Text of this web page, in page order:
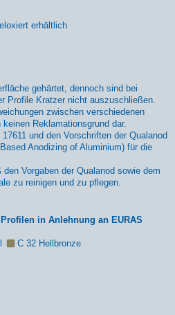
erhältlich
gehärtet, dennoch sind bei
Profile Kratzer nicht auszuschließen.
zwischen verschiedenen
Reklamationsgrund dar.
und den Vorschriften der Qualanod
Anodizing of Aluminium) für die
Vorgaben der Qualanod sowie dem
zu reinigen und zu pflegen.
in Anlehnung an EURAS
C 32 Hellbronze